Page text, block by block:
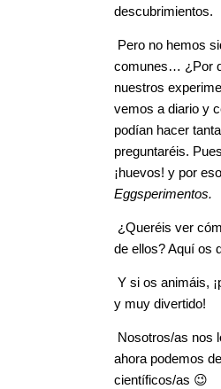
descubrimientos.
Pero no hemos
comunes… ¿Por
nuestros
vemos a diario y
podían hacer
preguntaréis.
¡huevos! y por
Eggsperimentos.
¿Queréis ver
de ellos? Aquí os
Y si os animáis,
y muy divertido!
Nosotros/as nos
ahora podemos
científicos/as 😉